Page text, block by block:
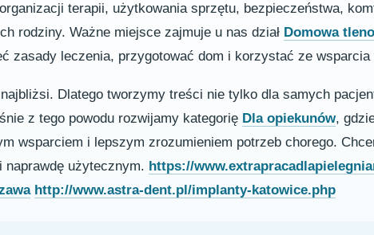
terapii, użytkowania sprzętu, bezpieczeństwa,
rodziny. Ważne miejsce zajmuje u nas dział Domowa
zasady leczenia, przygotować dom i korzystać ze
Dlatego tworzymy treści nie tylko dla samych
z tego powodu rozwijamy kategorię Dla opiekunów,
wsparciem i lepszym zrozumieniem potrzeb chorego.
naprawdę użytecznym. https://
http://www.astra-dent.pl/implanty-katowice.php